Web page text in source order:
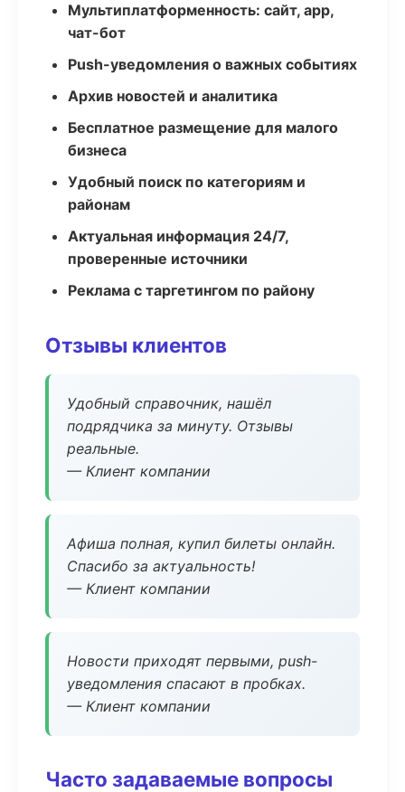
Мультиплатформенность: сайт, app,
чат-бот
Push-уведомления о важных событиях
Архив новостей и аналитика
Бесплатное размещение для малого
бизнеса
Удобный поиск по категориям и
районам
Актуальная информация 24/7,
проверенные источники
Реклама с таргетингом по району
Отзывы клиентов
Удобный справочник, нашёл
подрядчика за минуту. Отзывы
реальные.
— Клиент компании
Афиша полная, купил билеты онлайн.
Спасибо за актуальность!
— Клиент компании
Новости приходят первыми, push-
уведомления спасают в пробках.
— Клиент компании
Часто задаваемые вопросы